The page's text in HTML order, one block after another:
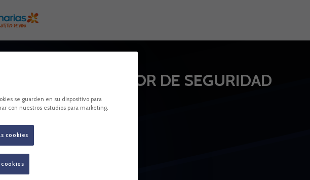
DIRECTOR DE SEGURIDAD
se guarden en su dispositivo para
con nuestros estudios para marketing.
cookies
cookies